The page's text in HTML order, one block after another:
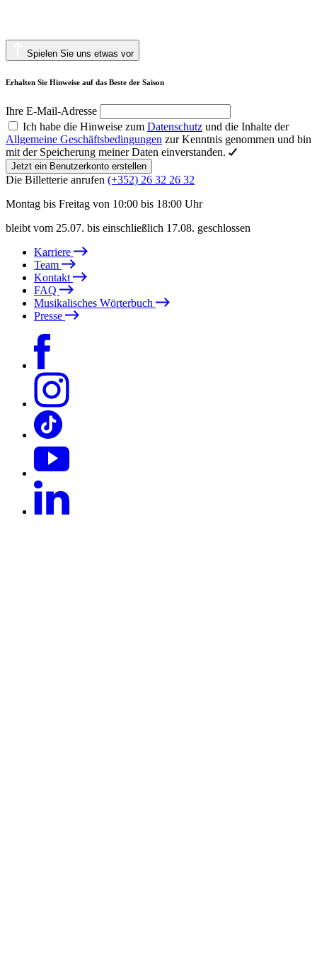
Spielen Sie uns etwas vor
Erhalten Sie Hinweise auf das Beste der Saison
Ihre E-Mail-Adresse
Ich habe die Hinweise zum Datenschutz und die Inhalte der
Allgemeine Geschäftsbedingungen zur Kenntnis genommen und bin
mit der Speicherung meiner Daten einverstanden.
Jetzt ein Benutzerkonto erstellen
Die Billetterie anrufen (+352) 26 32 26 32
Montag bis Freitag von 10:00 bis 18:00 Uhr
bleibt vom 25.07. bis einschließlich 17.08. geschlossen
Karriere
Team
Kontakt
FAQ
Musikalisches Wörterbuch
Presse